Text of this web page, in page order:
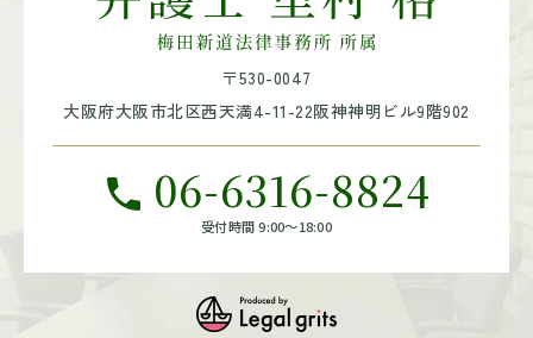
〒530-0047
大阪府大阪市北区西天満4-11-22阪神神明ビル9階902
06-6316-8824
受付時間 9:00～18:00